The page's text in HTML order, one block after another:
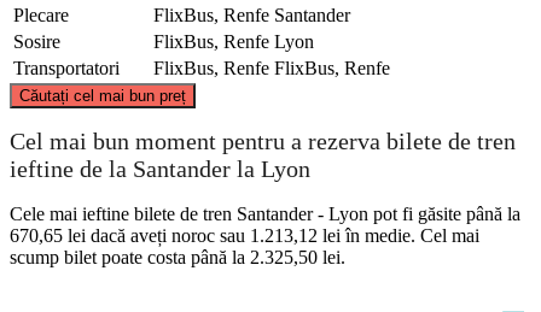
Plecare
FlixBus, Renfe Santander
Sosire
FlixBus, Renfe Lyon
Transportatori
FlixBus, Renfe FlixBus, Renfe
Căutați cel mai bun preț
©CARTO, ©OpenStreetMap
Cel mai bun moment pentru a rezerva bilete de tren
ieftine de la Santander la Lyon
Cele mai ieftine bilete de tren Santander - Lyon pot fi găsite până la
670,65 lei dacă aveți noroc sau 1.213,12 lei în medie. Cel mai
scump bilet poate costa până la 2.325,50 lei.